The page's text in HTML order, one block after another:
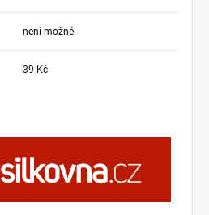
není možné
39 Kč